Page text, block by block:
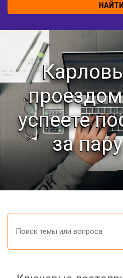
успеете
за